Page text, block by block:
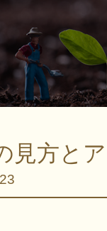
見方と